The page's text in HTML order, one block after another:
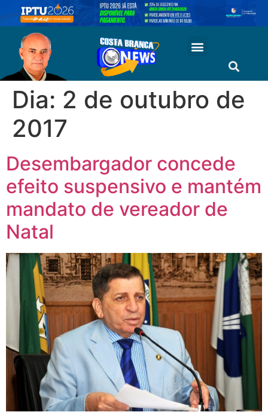
Dia: 2 de outubro de
2017
Desembargador concede
efeito suspensivo e mantém
mandato de vereador de
Natal